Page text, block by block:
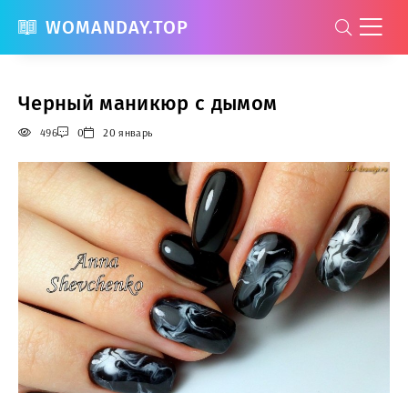
WOMANDAY.TOP
Черный маникюр с дымом
496 0 20 январь